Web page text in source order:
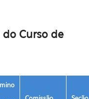
Curso de